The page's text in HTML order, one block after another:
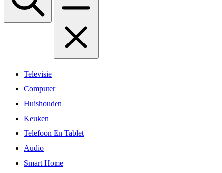
Televisie
Computer
Huishouden
Keuken
Telefoon En Tablet
Audio
Smart Home